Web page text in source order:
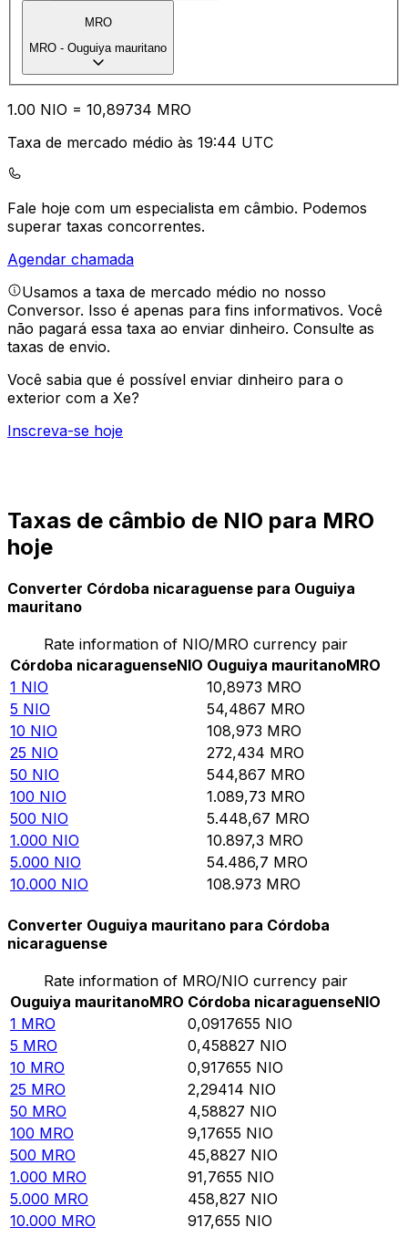
MRO
MRO - Ouguiya mauritano
1.00 NIO = 10,89734 MRO
Taxa de mercado médio às 19:44 UTC
Fale hoje com um especialista em câmbio. Podemos
superar taxas concorrentes.
Agendar chamada
Usamos a taxa de mercado médio no nosso
Conversor. Isso é apenas para fins informativos. Você
não pagará essa taxa ao enviar dinheiro. Consulte as
taxas de envio.
Você sabia que é possível enviar dinheiro para o
exterior com a Xe?
Inscreva-se hoje
Taxas de câmbio de NIO para MRO
hoje
Converter Córdoba nicaraguense para Ouguiya
mauritano
Rate information of NIO/MRO currency pair
Córdoba nicaraguenseNIO Ouguiya mauritanoMRO
1 NIO 10,8973 MRO
5 NIO 54,4867 MRO
10 NIO 108,973 MRO
25 NIO 272,434 MRO
50 NIO 544,867 MRO
100 NIO 1.089,73 MRO
500 NIO 5.448,67 MRO
1.000 NIO 10.897,3 MRO
5.000 NIO 54.486,7 MRO
10.000 NIO 108.973 MRO
Converter Ouguiya mauritano para Córdoba
nicaraguense
Rate information of MRO/NIO currency pair
Ouguiya mauritanoMRO Córdoba nicaraguenseNIO
1 MRO 0,0917655 NIO
5 MRO 0,458827 NIO
10 MRO 0,917655 NIO
25 MRO 2,29414 NIO
50 MRO 4,58827 NIO
100 MRO 9,17655 NIO
500 MRO 45,8827 NIO
1.000 MRO 91,7655 NIO
5.000 MRO 458,827 NIO
10.000 MRO 917,655 NIO